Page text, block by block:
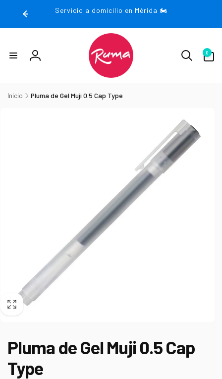
Servicio a domicilio en Mérida 🏍️
Iniciar
0
artículos
Inicio Pluma de Gel Muji 0.5 Cap Type
Pluma de Gel Muji 0.5 Cap
Type